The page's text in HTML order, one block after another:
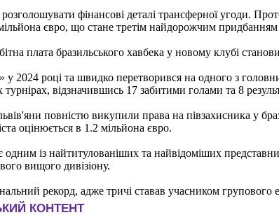
фінансові деталі трансферної угоди.
євро, що стане третім найдорожчим придбанням
плата бразильського хавбека у новому клубі
2024 році та швидко перетворився на одного з
турнірах, відзначившись 17 забитими голами та 8
повністю викупили права на півзахисника у
оцінюється в 1.2 мільйона євро.
із найтитулованіших та найвідоміших
вищого дивізіону.
рекорд, адже тричі ставав учасником